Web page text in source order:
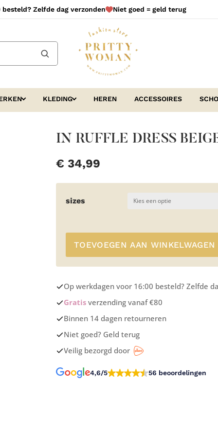
Zelfde dag verzonden Niet goed = geld terug
KLEDING HEREN ACCESSOIRES
IN RUFFLE DRESS
€ 34,99
sizes
TOEVOEGEN AAN WINKELWAGEN
Op werkdagen voor 16:00 besteld? Zelfde
Gratis verzending vanaf €80
Binnen 14 dagen retourneren
Niet goed? Geld terug
Veilig bezorgd door
4,6/5 56 beoordelingen